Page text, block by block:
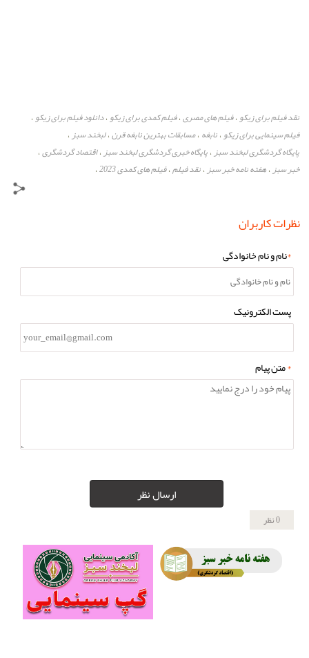
نقد فیلم برای زیکو،فیلم های مصری،فیلم کمدی برای زیکو،دانلود فیلم برای زیکو،
فیلم سینمایی برای زیکو،نابغه ،مسابقات بهترین نابغه قرن،لبخند سبز،
پایگاه گردشگری لبخند سبز،پایگاه خبری گردشگری لبخند سبز،اقتصاد گردشگری،
خبر سبز،هفته نامه خبر سبز،نقد فیلم،فیلم های کمدی 2023 ،
نظرات کاربران
*نام و نام خانوادگی
پست الکترونیک
*متن پیام
ارسال نظر
0 نظر